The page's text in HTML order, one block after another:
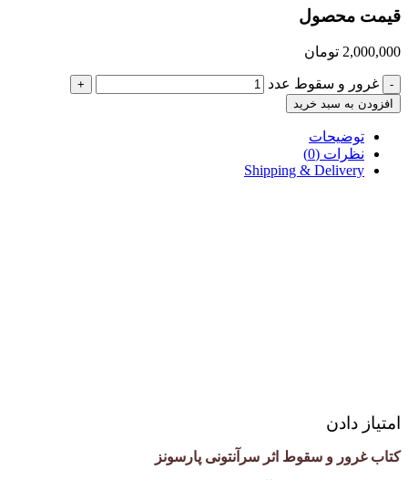
قیمت محصول
2,000,000 تومان
- غرور و سقوط عدد
+
افزودن به سبد خرید
توضیحات
نظرات (0)
Shipping & Delivery
امتیاز دادن
کتاب غرور و سقوط اثر سرآنتونی پارسونز